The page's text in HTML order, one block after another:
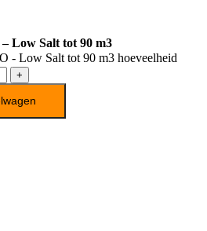
Low Salt tot 90 m3
- Low Salt tot 90 m3 hoeveelheid